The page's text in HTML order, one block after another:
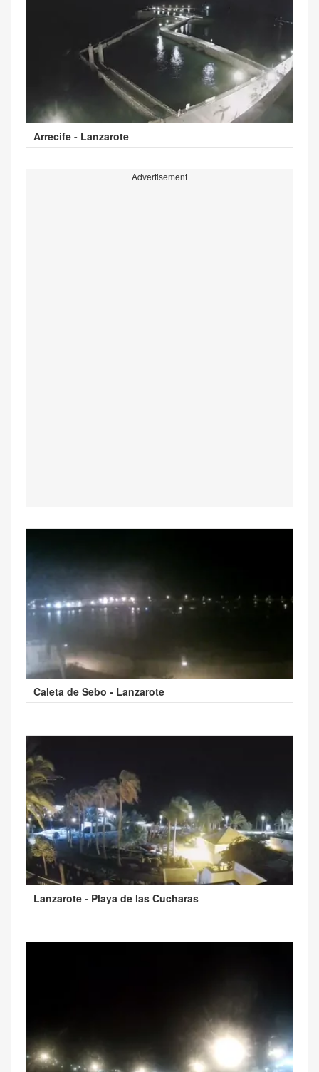
Arrecife - Lanzarote
Advertisement
Caleta de Sebo - Lanzarote
Lanzarote - Playa de las Cucharas